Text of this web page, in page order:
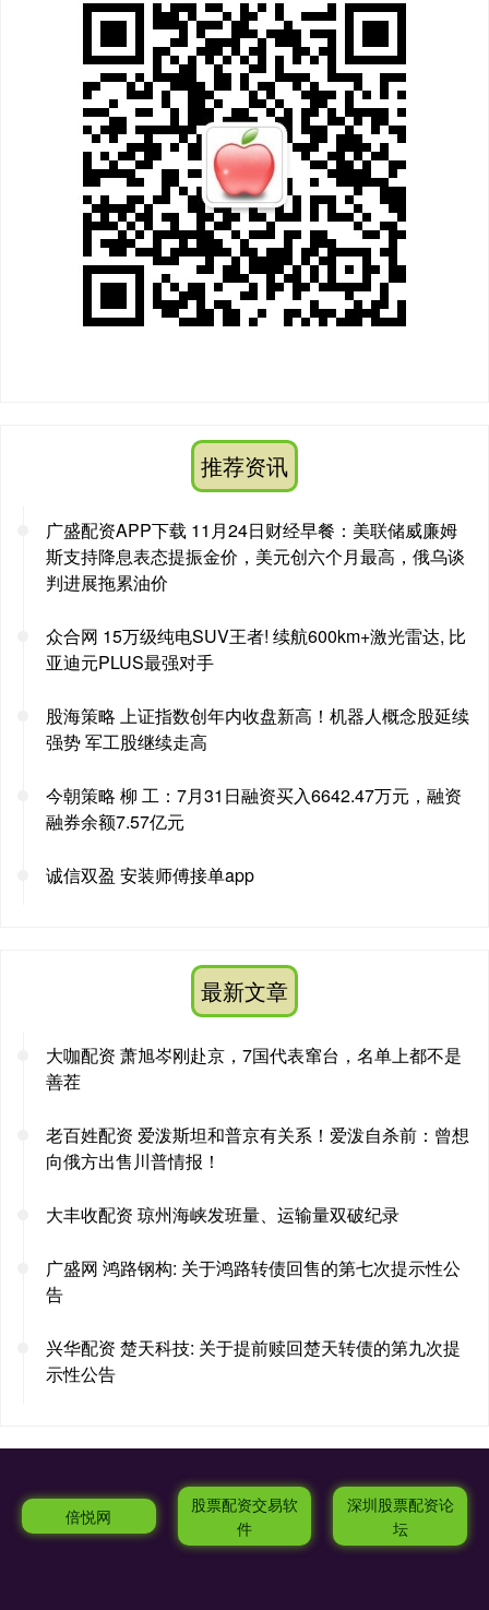
推荐资讯
广盛配资APP下载 11月24日财经早餐：美联储威廉姆
斯支持降息表态提振金价，美元创六个月最高，俄乌谈
判进展拖累油价
众合网 15万级纯电SUV王者! 续航600km+激光雷达, 比
亚迪元PLUS最强对手
股海策略 上证指数创年内收盘新高！机器人概念股延续
强势 军工股继续走高
今朝策略 柳 工：7月31日融资买入6642.47万元，融资
融券余额7.57亿元
诚信双盈 安装师傅接单app
最新文章
大咖配资 萧旭岑刚赴京，7国代表窜台，名单上都不是
善茬
老百姓配资 爱泼斯坦和普京有关系！爱泼自杀前：曾想
向俄方出售川普情报！
大丰收配资 琼州海峡发班量、运输量双破纪录
广盛网 鸿路钢构: 关于鸿路转债回售的第七次提示性公
告
兴华配资 楚天科技: 关于提前赎回楚天转债的第九次提
示性公告
倍悦网
股票配资交易软
件
深圳股票配资论
坛